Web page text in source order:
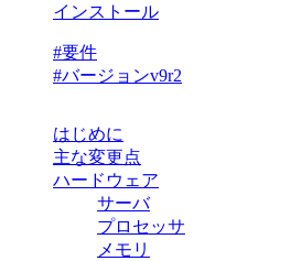
インストール
#要件
#バージョンv9r2
はじめに
主な変更点
ハードウェア
サーバ
プロセッサ
メモリ